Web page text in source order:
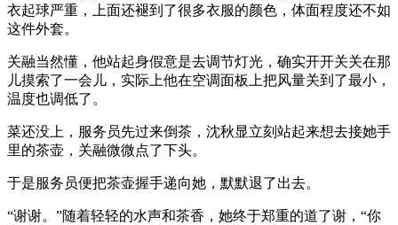
衣起球严重，上面还褪到了很多衣服的颜色，体面程度还不如
这件外套。
关融当然懂，他站起身假意是去调节灯光，确实开开关关在那
儿摸索了一会儿，实际上他在空调面板上把风量关到了最小，
温度也调低了。
菜还没上，服务员先过来倒茶，沈秋显立刻站起来想去接她手
里的茶壶，关融微微点了下头。
于是服务员便把茶壶握手递向她，默默退了出去。
“谢谢。”随着轻轻的水声和茶香，她终于郑重的道了谢，“你